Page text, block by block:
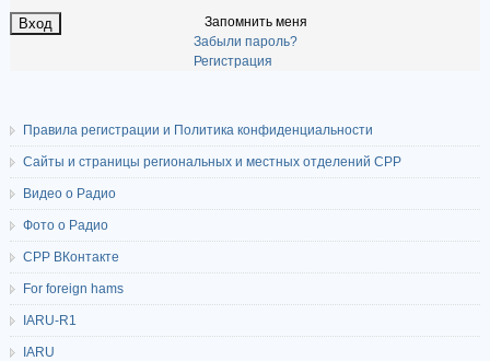
Запомнить меня
Забыли пароль?
Регистрация
Правила регистрации и Политика конфиденциальности
Сайты и страницы региональных и местных отделений СРР
Видео о Радио
Фото о Радио
СРР ВКонтакте
For foreign hams
IARU-R1
IARU